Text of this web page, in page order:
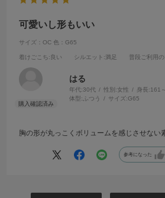
可愛いし形もいい
サイズ：OC 色：G65
着けごこち:良い シルエット :満足 普段ご利用
はる
年代:30代 性別:女性 身長:161
体型:ふつう サイズ:G65
胸の形が丸っこくボリュームを感じさせない
参考になった